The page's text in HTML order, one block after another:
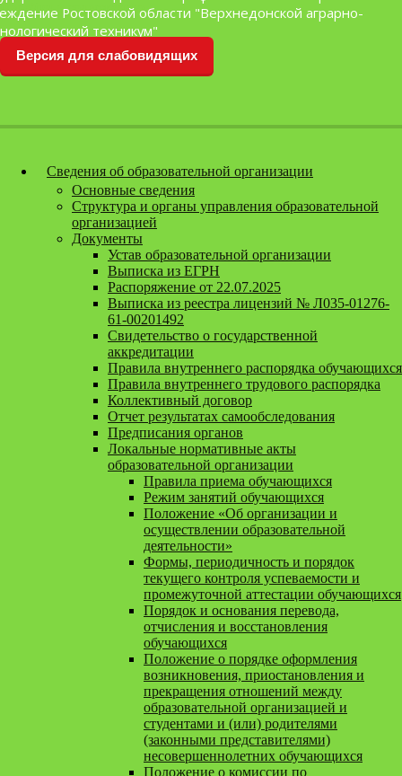
Перейти к содержанию
Ростовской области "Верхнедонской аграрно-
техникум"
Версия для слабовидящих
Сведения об образовательной организации
Основные сведения
Структура и органы управления образовательной
организацией
Документы
Устав образовательной организации
Выписка из ЕГРН
Распоряжение от 22.07.2025
Выписка из реестра лицензий № Л035-01276-
61-00201492
Свидетельство о государственной
аккредитации
Правила внутреннего распорядка обучающихся
Правила внутреннего трудового распорядка
Коллективный договор
Отчет результатах самообследования
Предписания органов
Локальные нормативные акты
образовательной организации
Правила приема обучающихся
Режим занятий обучающихся
Положение «Об организации и
осуществлении образовательной
деятельности»
Формы, периодичность и порядок
текущего контроля успеваемости и
промежуточной аттестации обучающихся
Порядок и основания перевода,
отчисления и восстановления
обучающихся
Положение о порядке оформления
возникновения, приостановления и
прекращения отношений между
образовательной организацией и
студентами и (или) родителями
(законными представителями)
несовершеннолетних обучающихся
Положение о комиссии по